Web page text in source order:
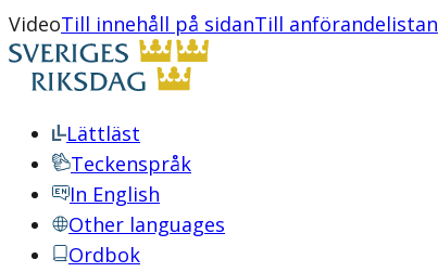
VideoTill innehåll på sidanTill anförandelistan
Lättläst
Teckenspråk
In English
Other languages
Ordbok